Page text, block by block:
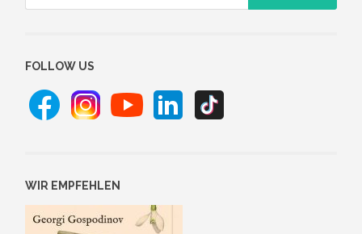
FOLLOW US
WIR EMPFEHLEN